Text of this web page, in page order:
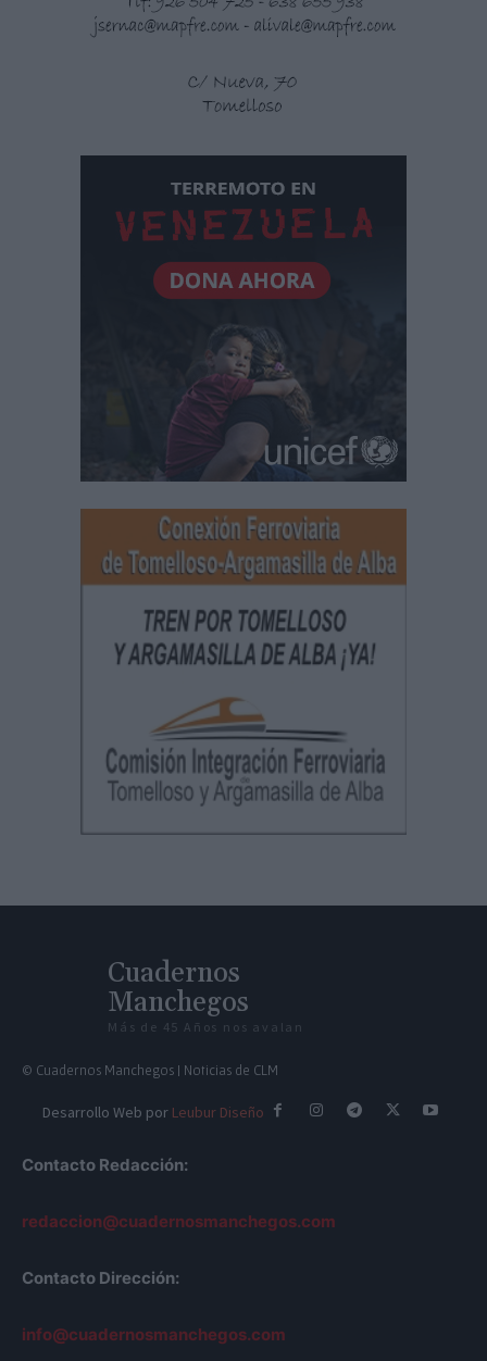
Cuadernos
Manchegos
Más de 45 Años nos avalan
© Cuadernos Manchegos | Noticias de CLM
Desarrollo Web por Leubur Diseño
Contacto Redacción:
redaccion@cuadernosmanchegos.com
Contacto Dirección:
info@cuadernosmanchegos.com